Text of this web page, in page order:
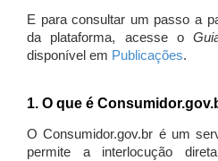
E para consultar um passo a
da plataforma, acesse o
disponível em Publicações.
1. O que é
O Consumidor.gov.br é um
permite a interlocução